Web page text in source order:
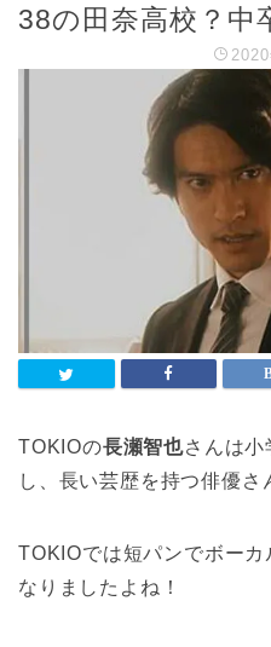
38の田奈高校？中
TOKIOの長瀬智也さんは小
し、長い芸歴を持つ俳優さ
TOKIOでは短パンでボー
なりましたよね！